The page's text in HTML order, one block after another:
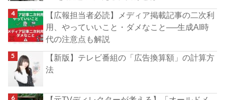
【広報担当者必読】メディア掲載記事の二次利
用、やっていいこと・ダメなこと──生成AI時
代の注意点も解説
【新版】テレビ番組の「広告換算額」の計算方
法